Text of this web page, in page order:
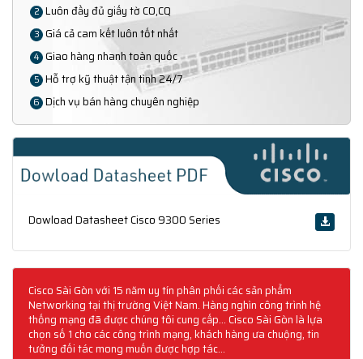
2 Luôn đầy đủ giấy tờ CO,CQ
3 Giá cả cam kết luôn tốt nhất
4 Giao hàng nhanh toàn quốc
5 Hỗ trợ kỹ thuật tận tình 24/7
6 Dịch vụ bán hàng chuyên nghiệp
Dowload Datasheet Cisco 9300 Series
Cisco Sài Gòn với 15 năm uy tín phân phối các sản phẩm
Networking tại thị trường Việt Nam. Hàng nghìn công trình hệ
thống mạng đã được chúng tôi cung cấp... Cisco Sài Gòn là lựa
chọn số 1 cho các công trình mạng, khách hàng ưa chuộng, tin
tưởng đối tác mong muốn được hợp tác...